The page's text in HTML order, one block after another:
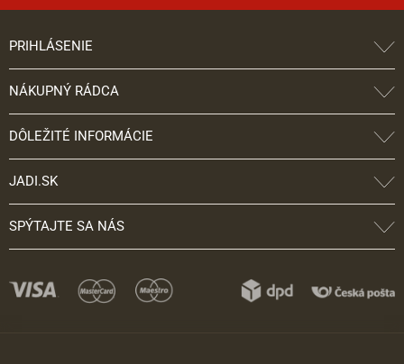
PRIHLÁSENIE
NÁKUPNÝ RÁDCA
DÔLEŽITÉ INFORMÁCIE
JADI.SK
SPÝTAJTE SA NÁS